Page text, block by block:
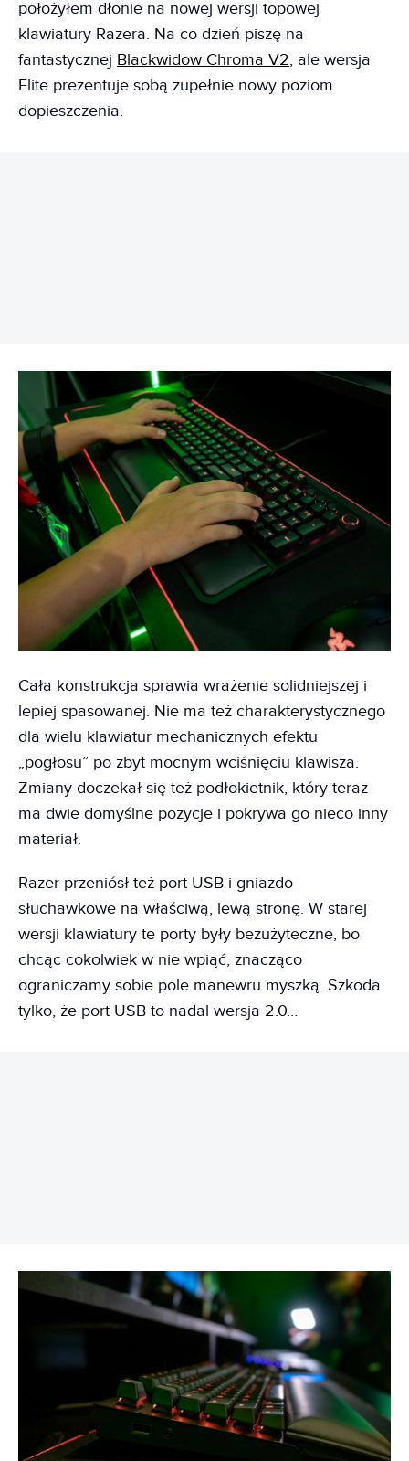
położyłem dłonie na nowej wersji topowej
klawiatury Razera. Na co dzień piszę na
fantastycznej Blackwidow Chroma V2, ale wersja
Elite prezentuje sobą zupełnie nowy poziom
dopieszczenia.
Cała konstrukcja sprawia wrażenie solidniejszej i
lepiej spasowanej. Nie ma też charakterystycznego
dla wielu klawiatur mechanicznych efektu
„pogłosu” po zbyt mocnym wciśnięciu klawisza.
Zmiany doczekał się też podłokietnik, który teraz
ma dwie domyślne pozycje i pokrywa go nieco inny
materiał.
Razer przeniósł też port USB i gniazdo
słuchawkowe na właściwą, lewą stronę. W starej
wersji klawiatury te porty były bezużyteczne, bo
chcąc cokolwiek w nie wpiąć, znacząco
ograniczamy sobie pole manewru myszką. Szkoda
tylko, że port USB to nadal wersja 2.0…